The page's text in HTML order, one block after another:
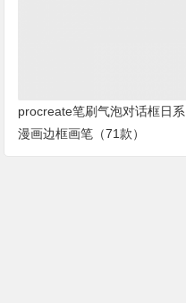
procreate笔刷气泡对话框日系
漫画边框画笔（71款）